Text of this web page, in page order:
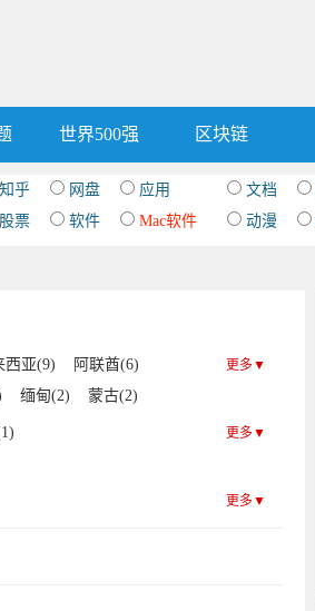
世界500强 区块链
知乎 网盘 应用 文档
股票 软件 Mac软件 动漫
西亚(9)
阿联酋(6)
缅甸(2)
蒙古(2)
斯坦(1)
更多▼
更多▼
更多▼